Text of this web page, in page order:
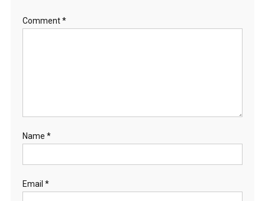
Comment*
Name *
Email *